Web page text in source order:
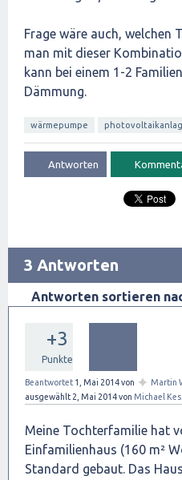
Frage wäre auch, welchen
man mit dieser
kann bei einem 1-2
Dämmung.
wärmepumpe
3 Antworten
Antworten sortieren
+3
Punkte
Beantwortet 1, Mai 2014von ✦ Martin
ausgewählt 2, Mai 2014von Michael
Meine Tochterfamilie hat
Einfamilienhaus (160 m²
Standard gebaut. Das